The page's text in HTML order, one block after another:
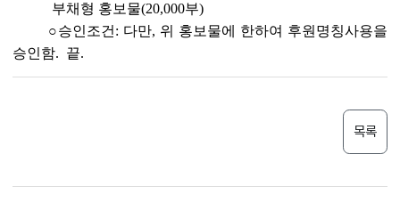
부채형 홍보물(20,000부)
○승인조건: 다만, 위 홍보물에 한하여 후원명칭사용을
승인함. 끝.
목록